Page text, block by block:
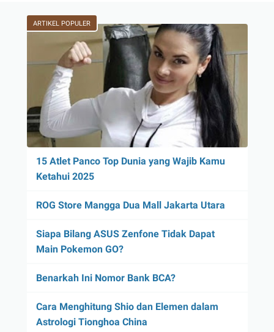
ARTIKEL POPULER
15 Atlet Panco Top Dunia yang Wajib Kamu
Ketahui 2025
ROG Store Mangga Dua Mall Jakarta Utara
Siapa Bilang ASUS Zenfone Tidak Dapat
Main Pokemon GO?
Benarkah Ini Nomor Bank BCA?
Cara Menghitung Shio dan Elemen dalam
Astrologi Tionghoa China